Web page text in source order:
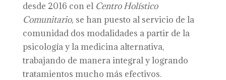
desde 2016 con el Centro Holístico
Comunitario, se han puesto al servicio de la
comunidad dos modalidades a partir de la
psicología y la medicina alternativa,
trabajando de manera integral y logrando
tratamientos mucho más efectivos.